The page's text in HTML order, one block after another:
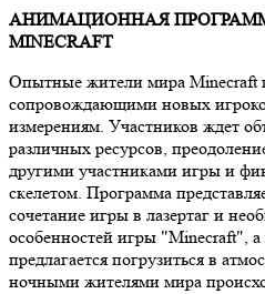
АНИМАЦИОННАЯ
MINECRAFT
Опытные жители мира Minecraft
сопровождающими новых
измерениям. Участников ждет
различных ресурсов,
другими участниками игры и
скелетом. Программа
сочетание игры в лазертаг и
особенностей игры "Minecraft",
предлагается погрузиться в
ночными жителями мира